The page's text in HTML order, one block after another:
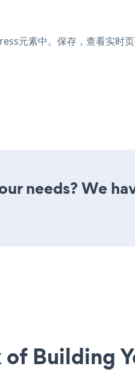
元素中。保存，查看实时
needs? We
Building